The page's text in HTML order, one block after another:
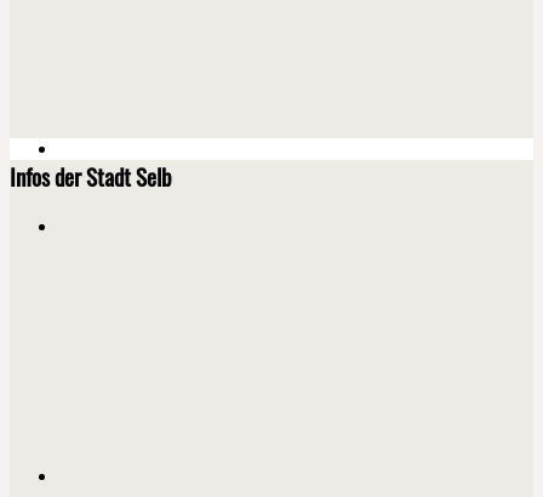
Infos der Stadt Selb